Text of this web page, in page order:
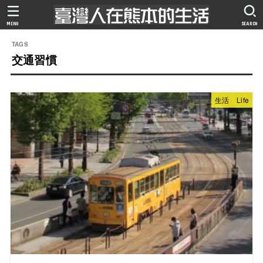
SEARCH
MENU
交通習慣
生活 Life